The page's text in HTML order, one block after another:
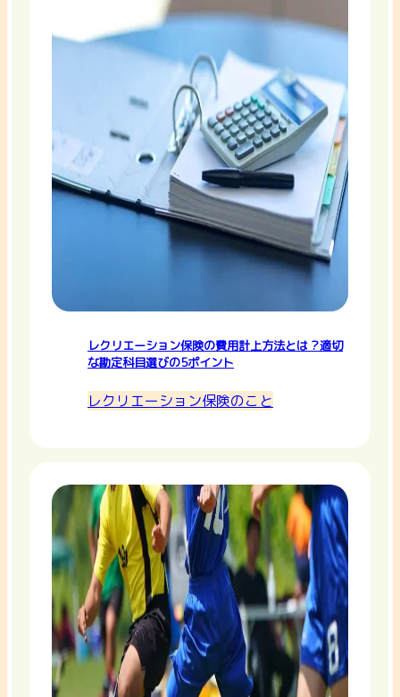
レクリエーション保険の費用計上方法とは？適切
な勘定科目選びの5ポイント
レクリエーション保険のこと